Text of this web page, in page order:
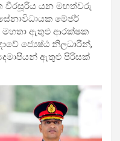
වීරසූරිය යන මහත්වරු
සේනාවිධායක මේජර්
මහතා ඇතුළු ආරක්ෂක
ජ්‍යෙෂ්ඨ නිලධාරීන්,
ඇතුළු පිරිසක්